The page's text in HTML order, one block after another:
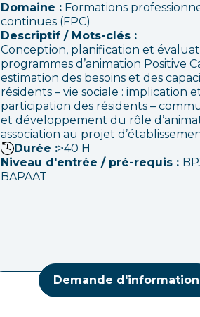
Domaine : Formations
continues (FPC)
Descriptif / Mots-clés :
Conception, planification et
programmes d’animation Positive
estimation des besoins et des
résidents – vie sociale : implication
participation des résidents –
et développement du rôle
association au projet
Durée :>40 H
Niveau d'entrée / pré-requis :
BAPAAT
Demande d'information